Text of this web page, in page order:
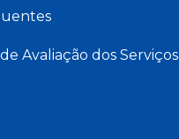
Avaliação dos Serviços